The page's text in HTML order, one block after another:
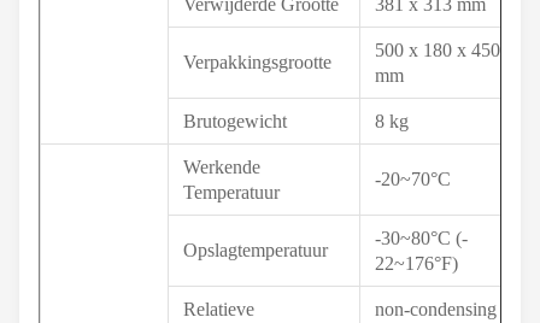
Verwijderde Grootte 381 x 313 mm
Verpakkingsgrootte
500 x 180 x 450
mm
Brutogewicht 8 kg
Werkende
Temperatuur
-20~70°C
Opslagtemperatuur
-30~80°C (-
22~176°F)
Relatieve
non-condensing